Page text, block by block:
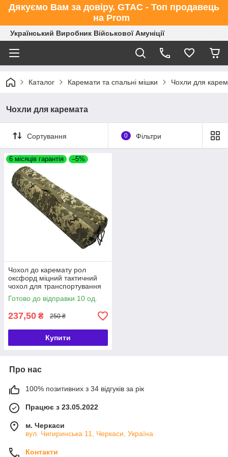
Дякуємо Вам за довіру. GTAC - Топ продавець
на Prom
Український Виробник Військової Амуніції
Каталог Каремати та спальні мішки Чохли для
Чохли для каремата
Сортування 0 Фільтри
6 місяців гарантія –5%
Чохол до каремату рол
оксфорд міцний тактичний
чохол для транспортування
килимка двошаровий для
ЗСУ
Готово до відправки 10 од.
237,50 ₴ 250 ₴
Купити
Про нас
100% позитивних з 34 відгуків за рік
Працює з 23.05.2022
м. Черкаси
вул. Чигиринська 11, Черкаси, Україна
Контакти